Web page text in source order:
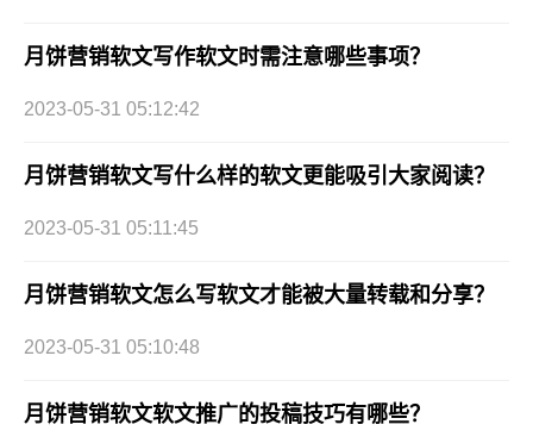
月饼营销软文写作软文时需注意哪些事项？
2023-05-31 05:12:42
月饼营销软文写什么样的软文更能吸引大家阅读？
2023-05-31 05:11:45
月饼营销软文怎么写软文才能被大量转载和分享？
2023-05-31 05:10:48
月饼营销软文软文推广的投稿技巧有哪些？